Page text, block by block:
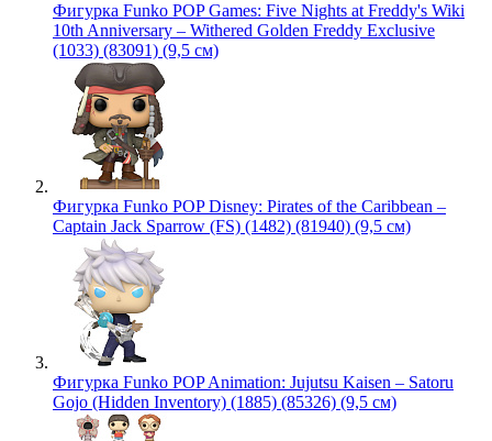
Фигурка Funko POP Games: Five Nights at Freddy's Wiki
10th Anniversary – Withered Golden Freddy Exclusive
(1033) (83091) (9,5 см)
Фигурка Funko POP Disney: Pirates of the Caribbean –
Captain Jack Sparrow (FS) (1482) (81940) (9,5 см)
Фигурка Funko POP Animation: Jujutsu Kaisen – Satoru
Gojo (Hidden Inventory) (1885) (85326) (9,5 см)